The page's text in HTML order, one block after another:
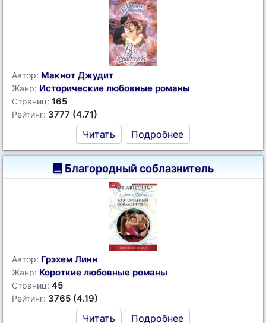
Автор: Макнот Джудит
Жанр: Исторические любовные романы
Страниц: 165
Рейтинг: 3777 (4.71)
Читать Подробнее
Благородный соблазнитель
Автор: Грэхем Линн
Жанр: Короткие любовные романы
Страниц: 45
Рейтинг: 3765 (4.19)
Читать Подробнее